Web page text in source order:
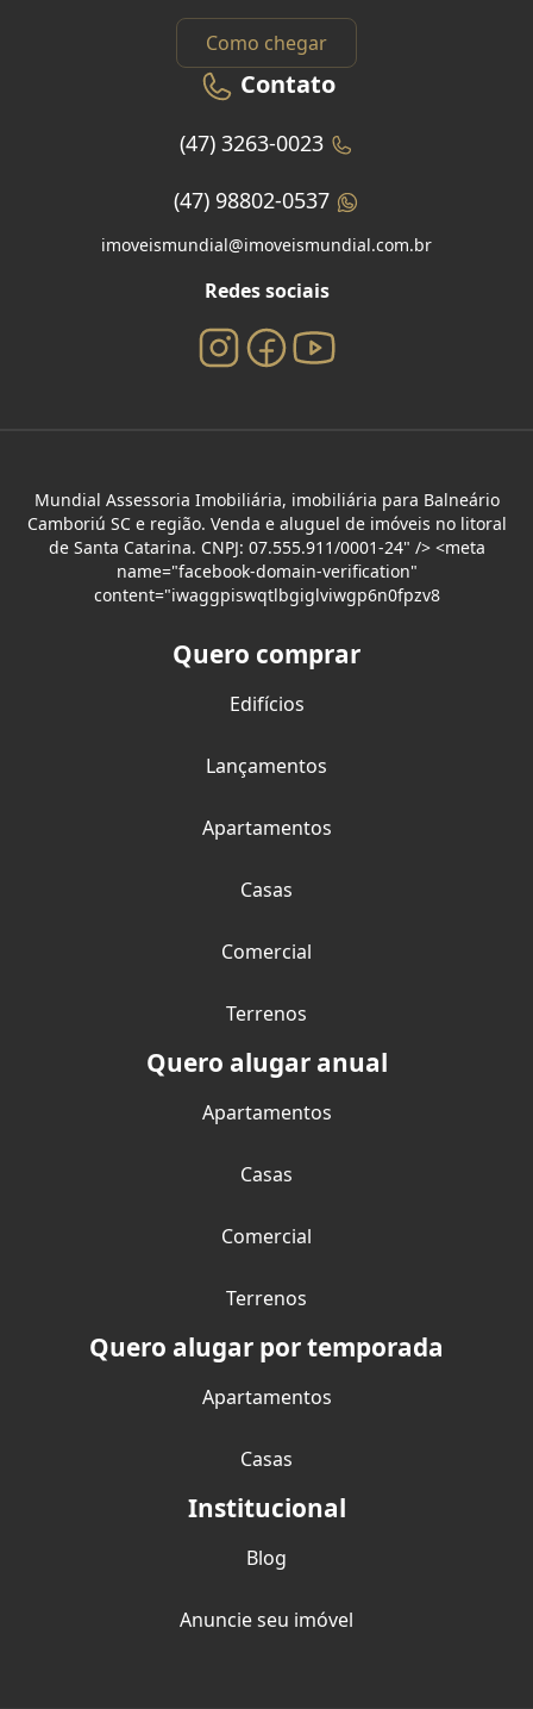
Como chegar
Contato
(47) 3263-0023
(47) 98802-0537
imoveismundial@imoveismundial.com.br
Redes sociais
Mundial Assessoria Imobiliária, imobiliária para Balneário
Camboriú SC e região. Venda e aluguel de imóveis no litoral
de Santa Catarina. CNPJ: 07.555.911/0001-24" /> <meta
name="facebook-domain-verification"
content="iwaggpiswqtlbgiglviwgp6n0fpzv8
Quero comprar
Edifícios
Lançamentos
Apartamentos
Casas
Comercial
Terrenos
Quero alugar anual
Apartamentos
Casas
Comercial
Terrenos
Quero alugar por temporada
Apartamentos
Casas
Institucional
Blog
Anuncie seu imóvel